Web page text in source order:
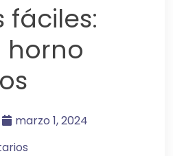
fáciles:
horno
marzo 1, 2024